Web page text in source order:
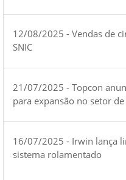
12/08/2025 - Vendas de
SNIC
21/07/2025 - Topcon
para expansão no setor
16/07/2025 - Irwin lança
sistema rolamentado